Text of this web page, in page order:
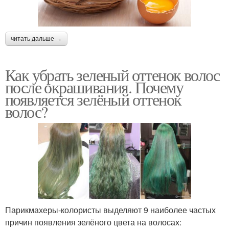
читать дальше →
Как убрать зеленый оттенок волос
после окрашивания. Почему
появляется зелёный оттенок
волос?
Парикмахеры-колористы выделяют 9 наиболее частых
причин появления зелёного цвета на волосах: